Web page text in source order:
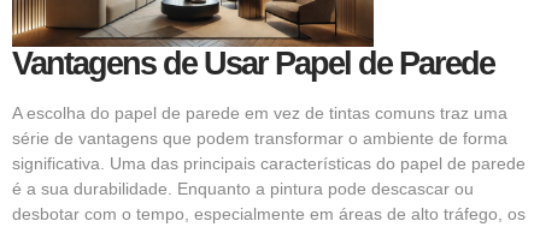
Vantagens de Usar Papel de Parede
A escolha do papel de parede em vez de tintas comuns traz uma
série de vantagens que podem transformar o ambiente de forma
significativa. Uma das principais características do papel de parede
é a sua durabilidade. Enquanto a pintura pode descascar ou
desbotar com o tempo, especialmente em áreas de alto tráfego, os